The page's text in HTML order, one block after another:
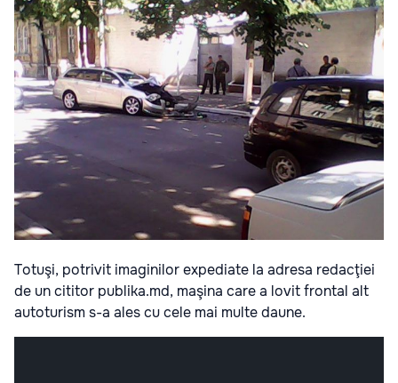
Totuşi, potrivit imaginilor expediate la adresa redacţiei
de un cititor publika.md, maşina care a lovit frontal alt
autoturism s-a ales cu cele mai multe daune.